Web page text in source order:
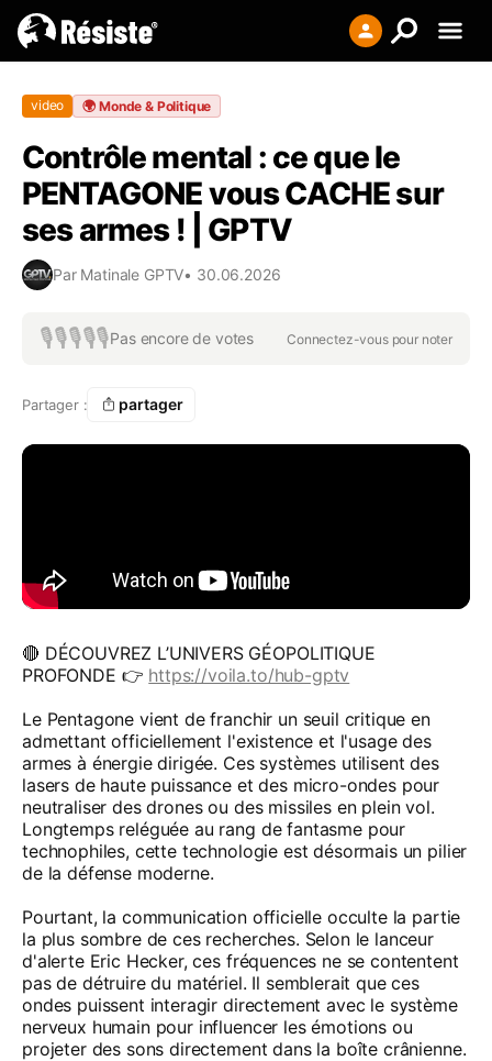
S'enregistrer
video 🌍 Monde & Politique
Contrôle mental : ce que le
PENTAGONE vous CACHE sur
ses armes ! | GPTV
Par Matinale GPTV• 30.06.2026
🎙️🎙️🎙️🎙️🎙️Pas encore de votes Connectez-vous pour noter
Partager : partager
🔴 DÉCOUVREZ L’UNIVERS GÉOPOLITIQUE
PROFONDE 👉 https://voila.to/hub-gptv
Le Pentagone vient de franchir un seuil critique en
admettant officiellement l'existence et l'usage des
armes à énergie dirigée. Ces systèmes utilisent des
lasers de haute puissance et des micro-ondes pour
neutraliser des drones ou des missiles en plein vol.
Longtemps reléguée au rang de fantasme pour
technophiles, cette technologie est désormais un pilier
de la défense moderne.
Pourtant, la communication officielle occulte la partie
la plus sombre de ces recherches. Selon le lanceur
d'alerte Eric Hecker, ces fréquences ne se contentent
pas de détruire du matériel. Il semblerait que ces
ondes puissent interagir directement avec le système
nerveux humain pour influencer les émotions ou
projeter des sons directement dans la boîte crânienne.